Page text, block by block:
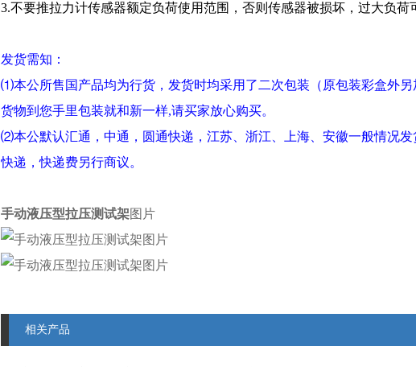
3.不要推拉力计传感器额定负荷使用范围，否则传感器被损坏，过大负荷
发货需知：
⑴本公所售国产品均为行货，发货时均采用了二次包装 （ 原包装彩盒外
货物到您手里包装就和新一样,请买家放心购买。
⑵本公默认汇通，中通，圆通快递，江苏、浙江、上海、安徽一般情况
快递，快递费另行商议。
手动液压型拉压测试架图片
相关产品